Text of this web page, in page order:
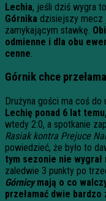
Lechia, jeśli dziś wygra to
Górnika dzisiejszy mecz
zamykającym stawkę.
odmienne i dla obu
cenne
Górnik chce
Drużyna gości ma coś do
Lechię ponad 6 lat
wtedy 2:0, a spotkanie
Rasiak kontra Prejuce
powiedzieć, że było to
tym sezonie nie wygrał
zaledwie 3 punkty po
Górnicymają o co
przełamać dwie bardzo